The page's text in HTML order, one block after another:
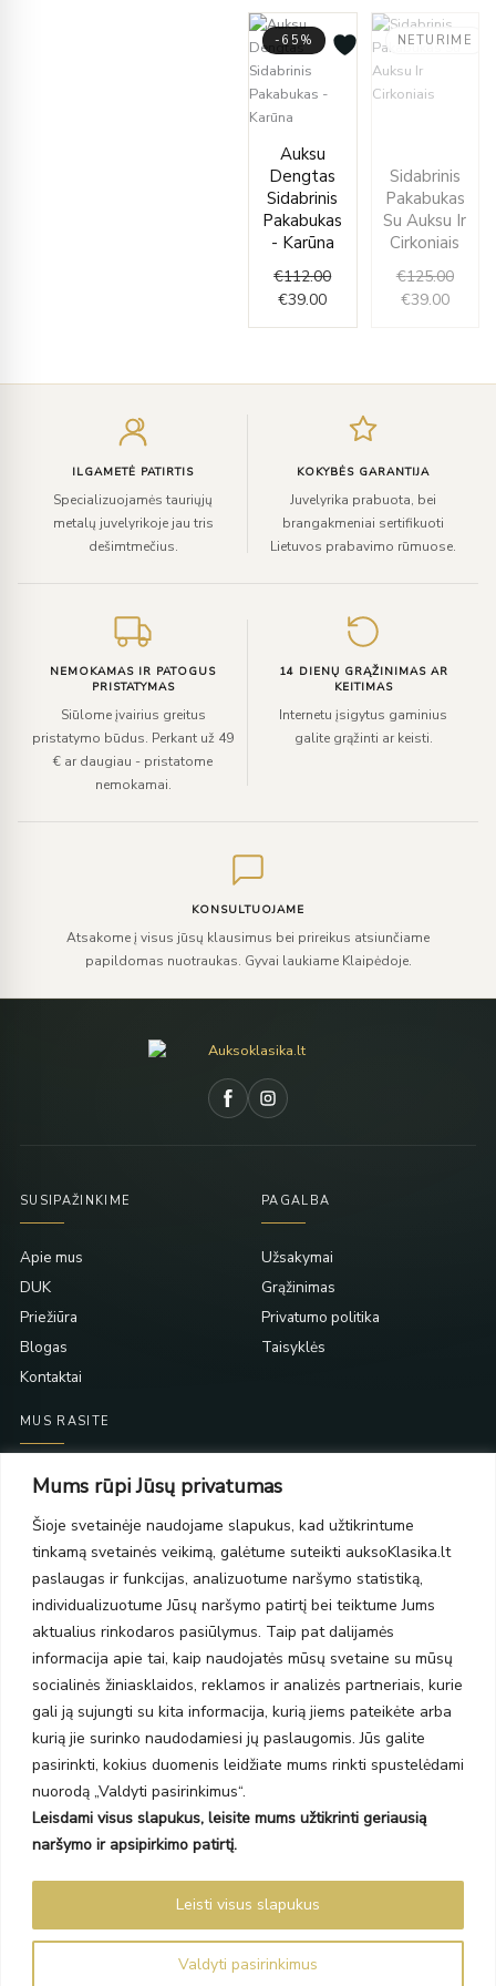
Mums rūpi Jūsų privatumas
Šioje svetainėje naudojame slapukus, kad užtikrintume
tinkamą svetainės veikimą, galėtume suteikti auksoKlasika.lt
paslaugas ir funkcijas, analizuotume naršymo statistiką,
individualizuotume Jūsų naršymo patirtį bei teiktume Jums
aktualius rinkodaros pasiūlymus. Taip pat dalijamės
informacija apie tai, kaip naudojatės mūsų svetaine su mūsų
socialinės žiniasklaidos, reklamos ir analizės partneriais, kurie
gali ją sujungti su kita informacija, kurią jiems pateikėte arba
kurią jie surinko naudodamiesi jų paslaugomis. Jūs galite
pasirinkti, kokius duomenis leidžiate mums rinkti spustelėdami
nuorodą „Valdyti pasirinkimus“.
Leisdami visus slapukus, leisite mums užtikrinti geriausią
naršymo ir apsipirkimo patirtį.
Valdyti pasirinkimus
Leisti visus slapukus
-65%
Auksu
Dengtas
Sidabrinis
Pakabukas
- Karūna
€112.00
was:
€112.00.
€39.00
is:
€39.00.
NETURIME
Sidabrinis
Pakabukas
Su Auksu Ir
Cirkoniais
€125.00
€39.00
ILGAMETĖ PATIRTIS
Specializuojamės tauriųjų
metalų juvelyrikoje jau tris
dešimtmečius.
KOKYBĖS GARANTIJA
Juvelyrika prabuota, bei
brangakmeniai sertifikuoti
Lietuvos prabavimo rūmuose.
NEMOKAMAS IR PATOGUS
PRISTATYMAS
Siūlome įvairius greitus
pristatymo būdus. Perkant už 49
€ ar daugiau - pristatome
nemokamai.
14 DIENŲ GRĄŽINIMAS AR
KEITIMAS
Internetu įsigytus gaminius
galite grąžinti ar keisti.
KONSULTUOJAME
Atsakome į visus jūsų klausimus bei prireikus atsiunčiame
papildomas nuotraukas. Gyvai laukiame Klaipėdoje.
SUSIPAŽINKIME
Apie mus
DUK
Priežiūra
Blogas
Kontaktai
PAGALBA
Užsakymai
Grąžinimas
Privatumo politika
Taisyklės
MUS RASITE
Taikos pr. 139
PC Molas, Klaipėda
Taikos pr. 141
PC BIG 2, Klaipėda
Šilutės pl. 35
PC Banginis, Klaipėda
NAUJIENLAIŠKIS
Prenumeruokite ir gaukite pasiūlymus, naujienas bei riboto
leidimo kolekcijas.
Prenumeruodami sutinkate su Taisyklėmis ir Privatumo politika.
Auksoklasika.lt © 2026 Visos teisės saugomos